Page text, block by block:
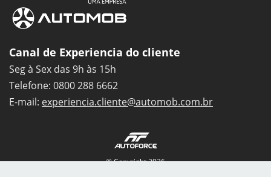
Canal de Experiencia do cliente
Seg à Sex das 9h às 15h
Telefone: 0800 288 6662
E-mail: experiencia.cliente@automob.com.br
© Copyright 2026